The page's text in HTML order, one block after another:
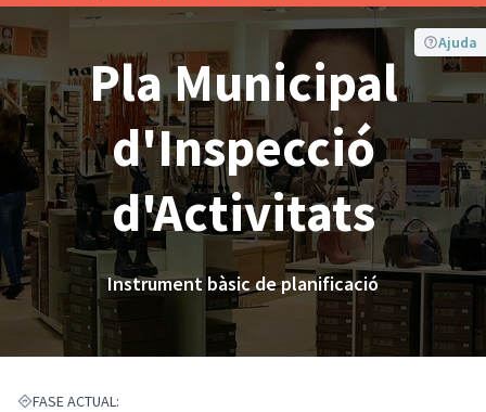
Ajuda
Pla Municipal
d'Inspecció
d'Activitats
Instrument bàsic de planificació
FASE ACTUAL: